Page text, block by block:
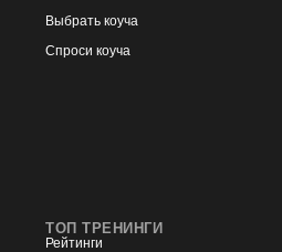
Выбрать коуча
Спроси коуча
ТОП ТРЕНИНГИ
Рейтинги